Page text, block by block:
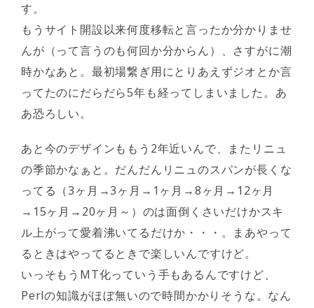
す。
もうサイト開設以来何度移転と言ったか分かりませ
んが（って言うのも何回か分からん）、さすがに潮
時かなあと。最初場繋ぎ用にとりあえずジオとか言
ってたのにだらだら5年も経ってしまいました。あ
あ恐ろしい。
あと今のデザインももう2年近いんで、またリニュ
の季節かなぁと。だんだんリニュのスパンが長くな
ってる（3ヶ月→3ヶ月→1ヶ月→8ヶ月→12ヶ月
→15ヶ月→20ヶ月～）のは面倒くさいだけかスキ
ル上がって愛着沸いてるだけか・・・。まあやって
るときはやってるときで楽しいんですけど。
いっそもうMT化っていう手もあるんですけど、
Perlの知識がほぼ無いので時間かかりそうな。なん